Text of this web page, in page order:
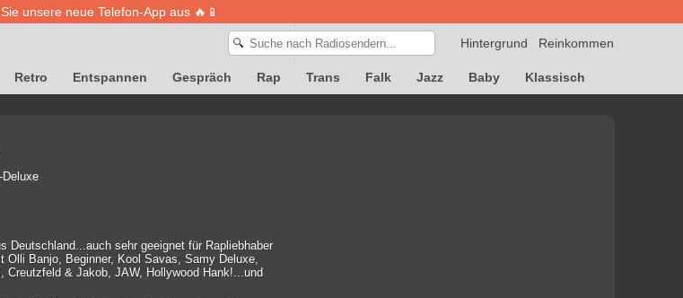
unsere neue Telefon-App aus 🔥📱
Reinkommen
Hintergrund
🔍
Retro Entspannen Gespräch Rap Trans Falk Jazz Baby Klassisch
Deluxe
Deutschland...auch sehr geeignet für Rapliebhaber
Olli Banjo, Beginner, Kool Savas, Samy Deluxe,
Creutzfeld & Jakob, JAW, Hollywood Hank!...und